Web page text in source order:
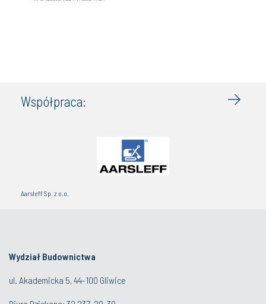
Współpraca:
Aarsleff Sp. z o.o.
Wydział Budownictwa
ul. Akademicka 5, 44-100 Gliwice